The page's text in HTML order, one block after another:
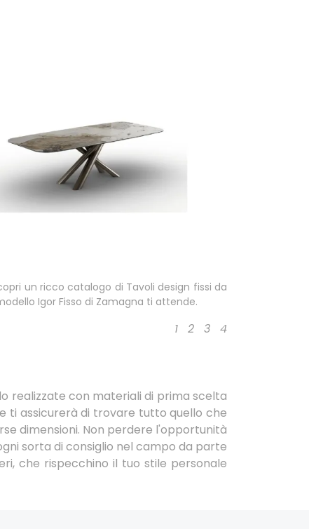
un ricco catalogo di Tavoli design fissi da
Igor Fisso di Zamagna ti attende.
1 2 3 4
realizzate con materiali di prima scelta
ti assicurerà di trovare tutto quello che
dimensioni. Non perdere l'opportunità
sorta di consiglio nel campo da parte
che rispecchino il tuo stile personale